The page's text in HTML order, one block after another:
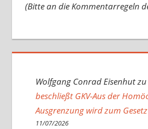
(Bitte an die Kommentarregeln
Wolfgang Conrad Eisenhutzu
beschließt GKV-Aus der
Ausgrenzung wird zum Gesetz
11/07/2026